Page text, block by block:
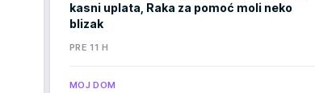
kasni uplata, Raka za pomoć moli neko
blizak
PRE 11 H
MOJ DOM